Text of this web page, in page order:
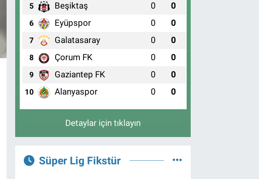
5 Beşiktaş 0 0
6 Eyüpspor 0 0
7 Galatasaray 0 0
8 Çorum FK 0 0
9 Gaziantep FK 0 0
10 Alanyaspor 0 0
Detaylar için tıklayın
Süper Lig Fikstür